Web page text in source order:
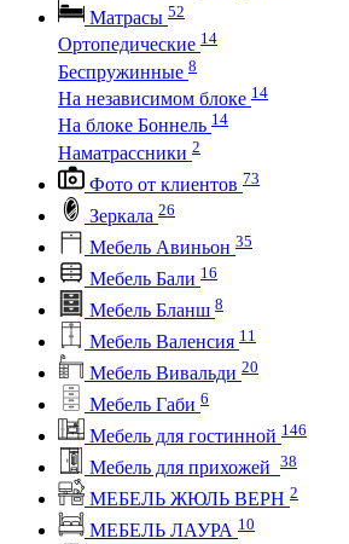
Матрасы 52
Ортопедические 14
Беспружинные 8
На независимом блоке 14
На блоке Боннель 14
Наматрассники 2
Фото от клиентов 73
Зеркала 26
Мебель Авиньон 35
Мебель Бали 16
Мебель Бланш 8
Мебель Валенсия 11
Мебель Вивальди 20
Мебель Габи 6
Мебель для гостинной 146
Мебель для прихожей 38
МЕБЕЛЬ ЖЮЛЬ ВЕРН 2
МЕБЕЛЬ ЛАУРА 10